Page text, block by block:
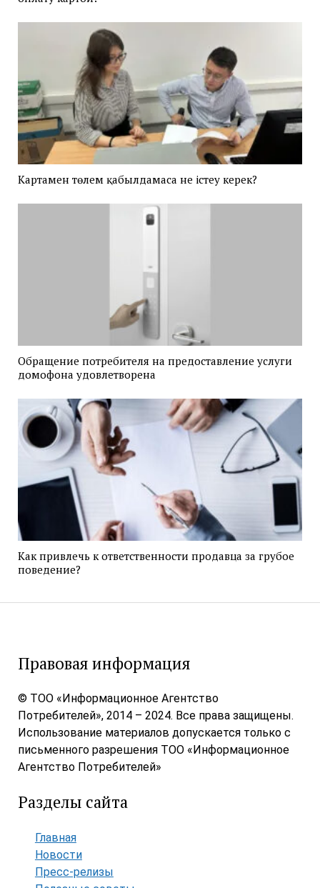
Картамен төлем қабылдамаса не істеу керек?
Обращение потребителя на предоставление услуги
домофона удовлетворена
Как привлечь к ответственности продавца за грубое
поведение?
Правовая информация
© ТОО «Информационное Агентство
Потребителей», 2014 – 2024. Все права защищены.
Использование материалов допускается только с
письменного разрешения ТОО «Информационное
Агентство Потребителей»
Разделы сайта
Главная
Новости
Пресс-релизы